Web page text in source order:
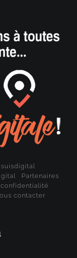
Partenaires
contacter